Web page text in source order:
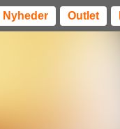
Nyheder Outlet